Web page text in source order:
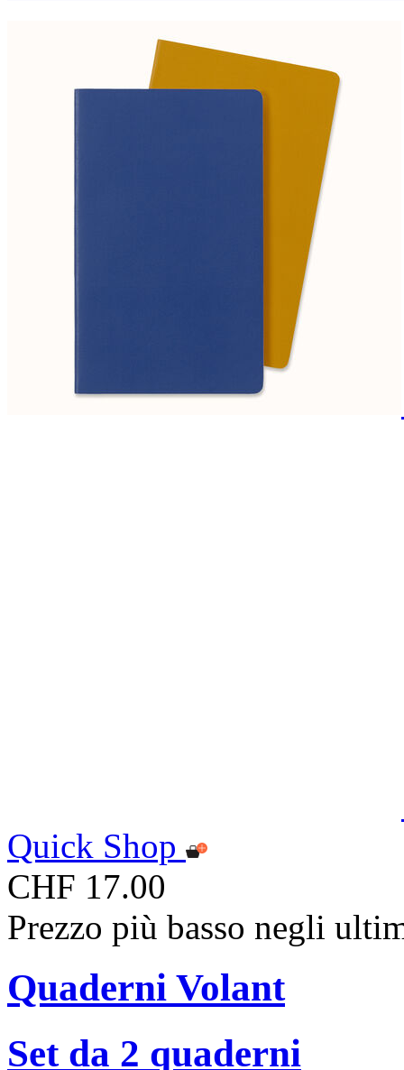
Quick Shop
CHF 17.00
Prezzo più basso negli
Quaderni Volant
Set da 2 quaderni